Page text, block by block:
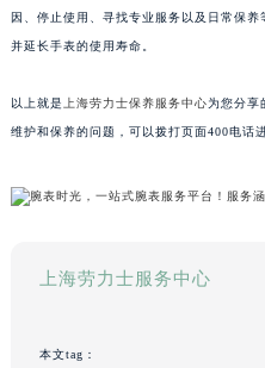
因、停止使用、寻找专业服务以及日常保
并延长手表的使用寿命。
以上就是 上海劳力士保养服务中心为您分享
维护和保养的问题，可以拨打页面400电话
上海劳力士服务中心
本文tag：